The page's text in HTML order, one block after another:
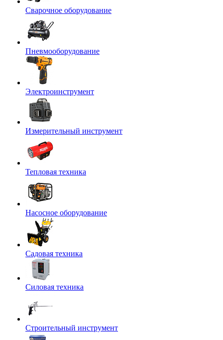
Сварочное оборудование
Пневмооборудование
Электроинструмент
Измерительный инструмент
Тепловая техника
Насосное оборудование
Садовая техника
Силовая техника
Строительный инструмент